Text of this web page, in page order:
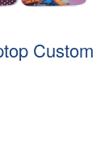
Custom